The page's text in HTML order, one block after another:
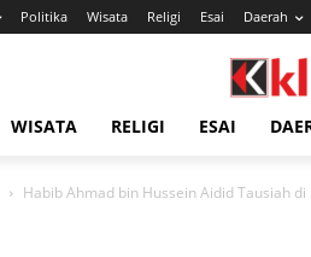
Politika Wisata Religi Esai Daerah
WISATA RELIGI ESAI
Habib Ahmad bin Hussein Aidid Tausiah